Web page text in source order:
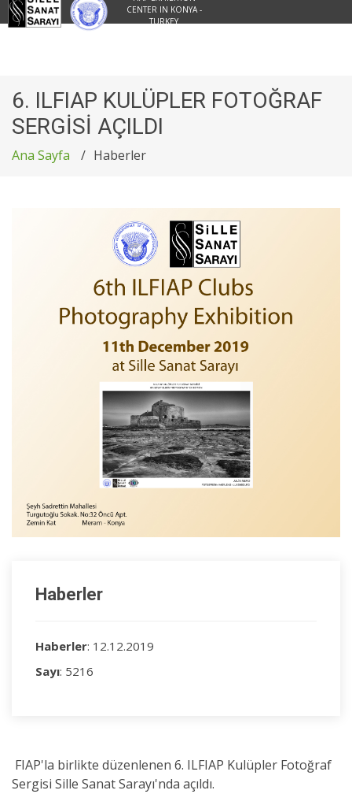
CENTER IN KONYA -
TURKEY
6. ILFIAP KULÜPLER FOTOĞRAF
SERGİSİ AÇILDI
Ana Sayfa Haberler
Haberler
Haberler: 12.12.2019
Sayı: 5216
FIAP'la birlikte düzenlenen 6. ILFIAP Kulüpler Fotoğraf
Sergisi Sille Sanat Sarayı'nda açıldı.